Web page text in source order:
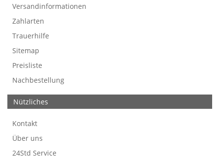
Versandinformationen
Zahlarten
Trauerhilfe
Sitemap
Preisliste
Nachbestellung
Werbefreie Trauerkarten
Tipps
So bestellen Sie
Preise und Muster
Texte für Trauerkarten
Texte für Kondolenzkarten
Nützliches
Kontakt
Über uns
24Std Service